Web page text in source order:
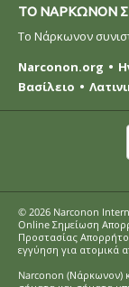
ΤΟ ΝΑΡΚΩΝΟΝ
Το Νάρκωνον
Narconon.org
Βασίλειο
© 2026 Narconon
Online Σημείωση
Προστασίας
εγγύηση για ατομικά
Narconon (Νάρκωνον)